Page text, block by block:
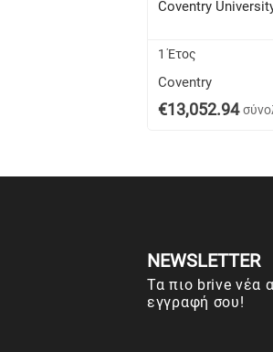
Coventry
1 Έτος
Coventry
€13,052.94
NEWSLETTER
Τα πιο brive νέα
εγγραφή σου!